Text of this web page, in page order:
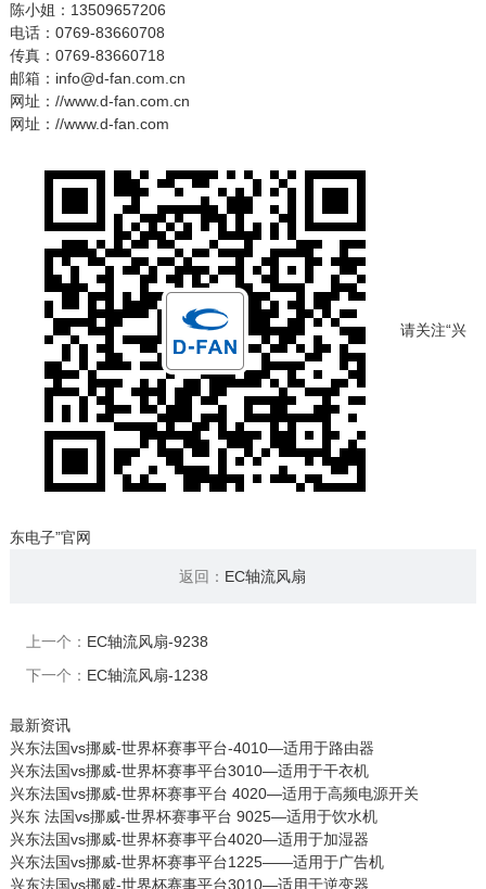
陈小姐：13509657206
电话：0769-83660708
传真：0769-83660718
邮箱：info@d-fan.com.cn
网址：//www.d-fan.com.cn
网址：//www.d-fan.com
请关注“兴
东电子”官网
返回： EC轴流风扇
上一个： EC轴流风扇-9238
下一个： EC轴流风扇-1238
最新资讯
兴东法国vs挪威-世界杯赛事平台-4010—适用于路由器
兴东法国vs挪威-世界杯赛事平台3010—适用于干衣机
兴东法国vs挪威-世界杯赛事平台 4020—适用于高频电源开关
兴东 法国vs挪威-世界杯赛事平台 9025—适用于饮水机
兴东法国vs挪威-世界杯赛事平台4020—适用于加湿器
兴东法国vs挪威-世界杯赛事平台1225——适用于广告机
兴东法国vs挪威-世界杯赛事平台3010—适用于逆变器